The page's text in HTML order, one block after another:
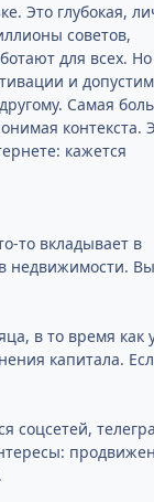
Это глубокая,
советов,
для всех. Но
и
Самая
контекста.
кажется
то вкладывает в
в недвижимости.
в то время как
капитала.
соцсетей,